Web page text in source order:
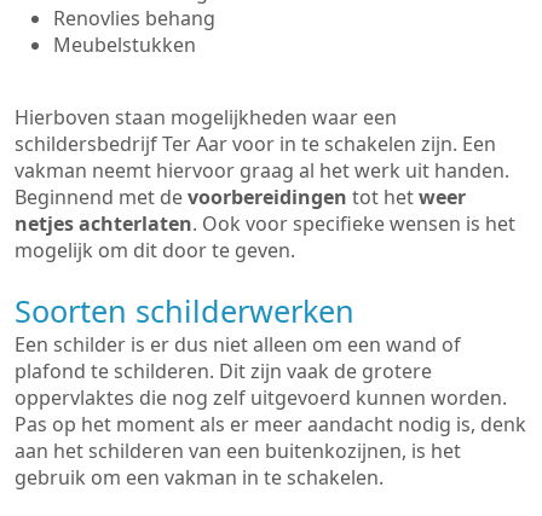
Renovlies behang
Meubelstukken
Hierboven staan mogelijkheden waar een
schildersbedrijf Ter Aar voor in te schakelen zijn. Een
vakman neemt hiervoor graag al het werk uit handen.
Beginnend met devoorbereidingen tot hetweer
netjes achterlaten. Ook voor specifieke wensen is het
mogelijk om dit door te geven.
Soorten schilderwerken
Een schilder is er dus niet alleen om een wand of
plafond te schilderen. Dit zijn vaak de grotere
oppervlaktes die nog zelf uitgevoerd kunnen worden.
Pas op het moment als er meer aandacht nodig is, denk
aan het schilderen van een buitenkozijnen, is het
gebruik om een vakman in te schakelen.